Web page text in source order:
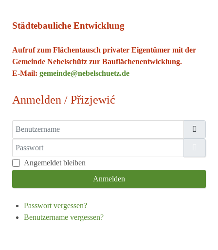
Städtebauliche Entwicklung
Aufruf zum Flächentausch privater Eigentümer mit der
Gemeinde Nebelschütz zur Bauflächenentwicklung.
E-Mail: gemeinde@nebelschuetz.de
Anmelden / Přizjewić
Benutzername
Passwort
Angemeldet bleiben
Anmelden
Passwort vergessen?
Benutzername vergessen?